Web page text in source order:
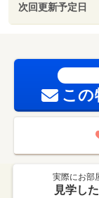
次回更新予定日
この
実際にお部
見学し